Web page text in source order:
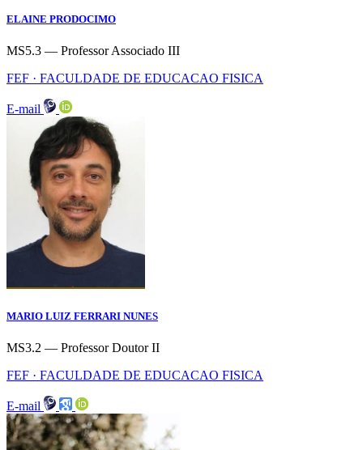
ELAINE PRODOCIMO
MS5.3 — Professor Associado III
FEF · FACULDADE DE EDUCACAO FISICA
E-mail
MARIO LUIZ FERRARI NUNES
MS3.2 — Professor Doutor II
FEF · FACULDADE DE EDUCACAO FISICA
E-mail